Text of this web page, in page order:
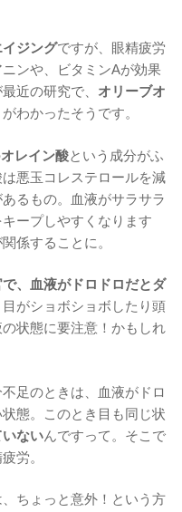
イジングですが、眼精疲労
ンや、ビタミンAが効果
近の研究で、 オリーブオ
がわかったそうです。
オレイン酸という成分がふ
悪玉コレステロールを減
るもの。血液がサラサラ
ープしやすくなります
係することに。
、血液がドロドロだとダ
がショボショボしたり頭
状態に要注意！かもしれ
足のときは、血液がドロ
態。このとき目も同じ状
ないんですって。そこで
労。
ちょっと意外！という方